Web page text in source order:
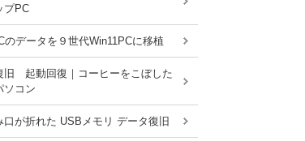
プPC
のデータを９世代Win11PCに移植
旧 起動回復｜コーヒーをこぼした
ソコン
口が折れた USBメモリ データ復旧